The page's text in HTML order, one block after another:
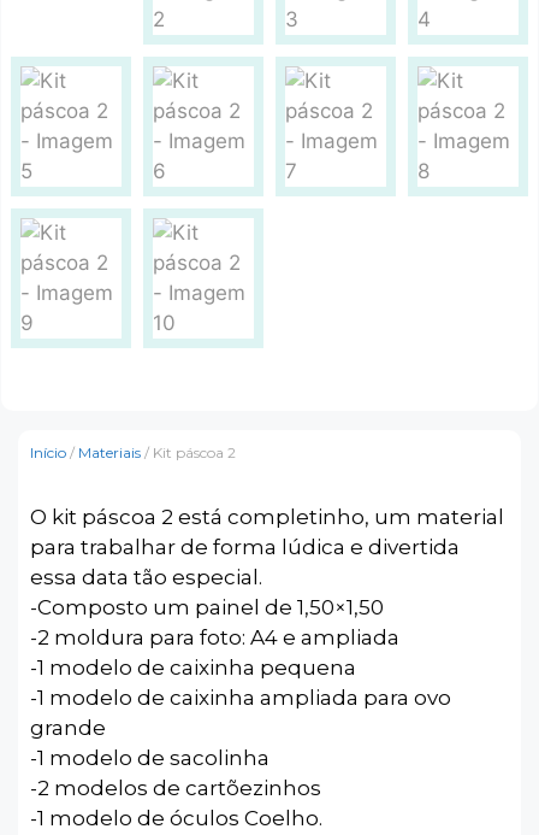
Início / Materiais / Kit páscoa 2
O kit páscoa 2 está completinho, um material
para trabalhar de forma lúdica e divertida
essa data tão especial.
-Composto um painel de 1,50×1,50
-2 moldura para foto: A4 e ampliada
-1 modelo de caixinha pequena
-1 modelo de caixinha ampliada para ovo
grande
-1 modelo de sacolinha
-2 modelos de cartõezinhos
-1 modelo de óculos Coelho.